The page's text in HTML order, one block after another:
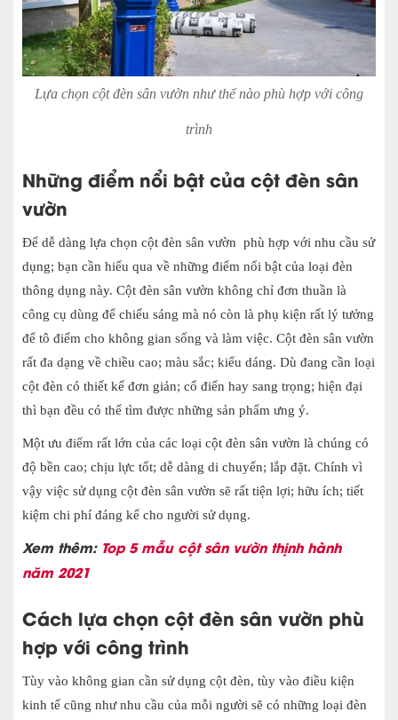
Lựa chọn cột đèn sân vườn như thế nào phù hợp với công
trình
Những điểm nổi bật của cột đèn sân
vườn
Để dễ dàng lựa chọn cột đèn sân vườn phù hợp với nhu cầu sử
dụng; bạn cần hiểu qua về những điểm nổi bật của loại đèn
thông dụng này. Cột đèn sân vườn không chỉ đơn thuần là
công cụ dùng để chiếu sáng mà nó còn là phụ kiện rất lý tưởng
để tô điểm cho không gian sống và làm việc. Cột đèn sân vườn
rất đa dạng về chiều cao; màu sắc; kiểu dáng. Dù đang cần loại
cột đèn có thiết kế đơn giản; cổ điển hay sang trọng; hiện đại
thì bạn đều có thể tìm được những sản phẩm ưng ý.
Một ưu điểm rất lớn của các loại cột đèn sân vườn là chúng có
độ bền cao; chịu lực tốt; dễ dàng di chuyển; lắp đặt. Chính vì
vậy việc sử dụng cột đèn sân vườn sẽ rất tiện lợi; hữu ích; tiết
kiệm chi phí đáng kể cho người sử dụng.
Xem thêm: Top 5 mẫu cột sân vườn thịnh hành
năm 2021
Cách lựa chọn cột đèn sân vườn phù
hợp với công trình
Tùy vào không gian cần sử dụng cột đèn, tùy vào điều kiện
kinh tế cũng như nhu cầu của mỗi người sẽ có những loại đèn